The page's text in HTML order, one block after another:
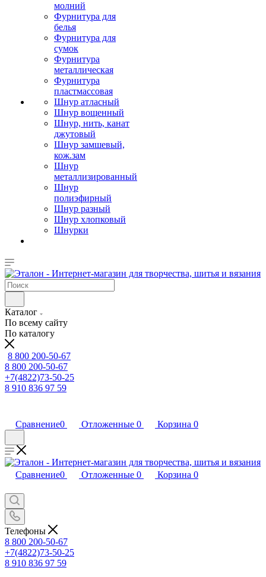
молний
Фурнитура для
белья
Фурнитура для
сумок
Фурнитура
металлическая
Фурнитура
пластмассовая
Шнур атласный
Шнур вощенный
Шнур, нить, канат
джутовый
Шнур замшевый,
кож.зам
Шнур
металлизированный
Шнур
полиэфирный
Шнур разный
Шнур хлопковый
Шнурки
Каталог
По всему сайту
По каталогу
8 800 200-50-67
8 800 200-50-67
+7(4822)73-50-25
8 910 836 97 59
Сравнение0 Отложенные 0 Корзина 0
Сравнение0 Отложенные 0 Корзина 0
Телефоны
8 800 200-50-67
+7(4822)73-50-25
8 910 836 97 59